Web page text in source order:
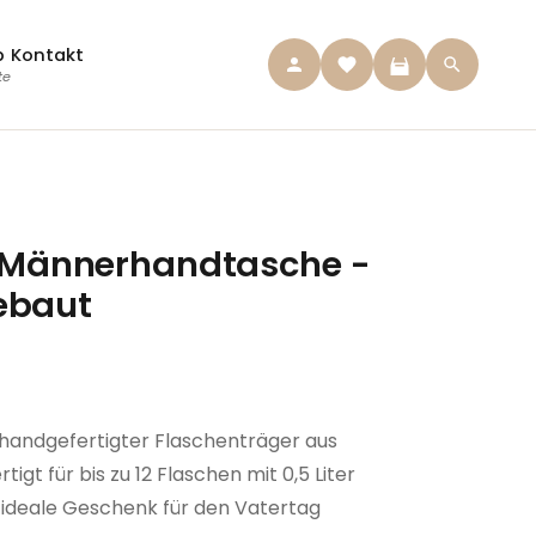
Kontakt
-
Flaschenträger aus
für bis zu 12 Flaschen mit 0,5 Liter
Geschenk für den Vatertag